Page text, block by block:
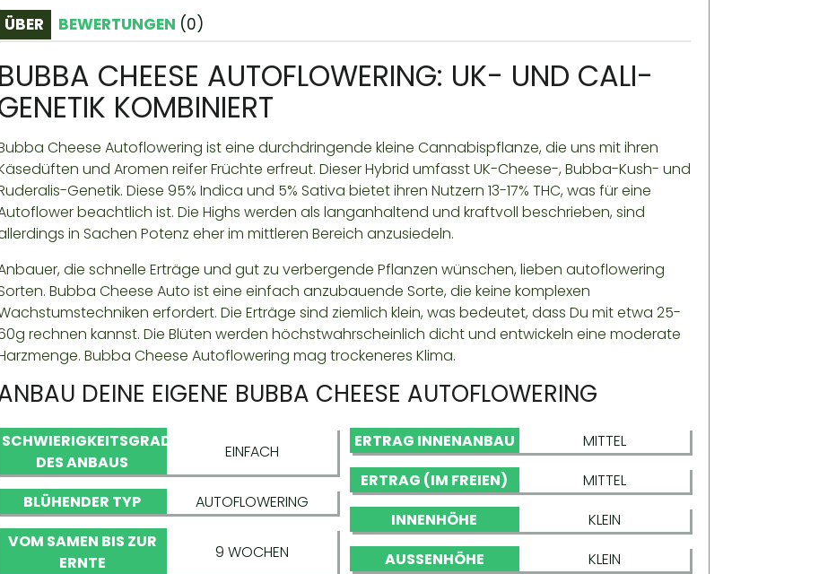
ÜBER BEWERTUNGEN (0)
BUBBA CHEESE AUTOFLOWERING: UK- UND CALI-
KOMBINIERT
Cheese Autoflowering ist eine durchdringende kleine Cannabispflanze, die uns mit ihren
und Aromen reifer Früchte erfreut. Dieser Hybrid umfasst UK-Cheese-, Bubba-Kush- und
Genetik. Diese 95% Indica und 5% Sativa bietet ihren Nutzern 13-17% THC, was für eine
beachtlich ist. Die Highs werden als langanhaltend und kraftvoll beschrieben, sind
in Sachen Potenz eher im mittleren Bereich anzusiedeln.
die schnelle Erträge und gut zu verbergende Pflanzen wünschen, lieben autoflowering
Bubba Cheese Auto ist eine einfach anzubauende Sorte, die keine komplexen
erfordert. Die Erträge sind ziemlich klein, was bedeutet, dass Du mit etwa 25-
rechnen kannst. Die Blüten werden höchstwahrscheinlich dicht und entwickeln eine moderate
Bubba Cheese Autoflowering mag trockeneres Klima.
DEINE EIGENE BUBBA CHEESE AUTOFLOWERING
SCHWIERIGKEITSGRAD
DES ANBAUS
EINFACH
BLÜHENDER TYP
AUTOFLOWERING
VOM SAMEN BIS ZUR
ERNTE
9 WOCHEN
ERTRAG INNENANBAU
MITTEL
ERTRAG (IM FREIEN)
MITTEL
INNENHÖHE
KLEIN
AUSSENHÖHE
KLEIN